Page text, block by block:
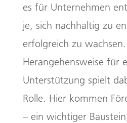
es für Unternehmen
je, sich nachhaltig zu
erfolgreich zu
Herangehensweise für
Unterstützung spielt
Rolle. Hier kommen
– ein wichtiger